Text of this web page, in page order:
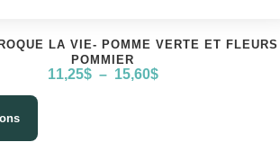
LA VIE- POMME VERTE ET
POMMIER
11,25$ – 15,60$